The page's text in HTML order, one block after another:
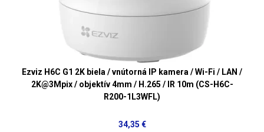
Ezviz H6C G1 2K biela / vnútorná IP kamera / Wi-Fi / LAN /
2K@3Mpix / objektív 4mm / H.265 / IR 10m (CS-H6C-
R200-1L3WFL)
34,35 €